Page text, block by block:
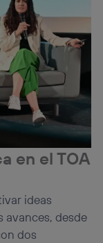
en el TOA
ideas
avances, desde
dos